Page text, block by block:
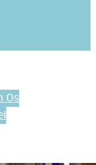
Os